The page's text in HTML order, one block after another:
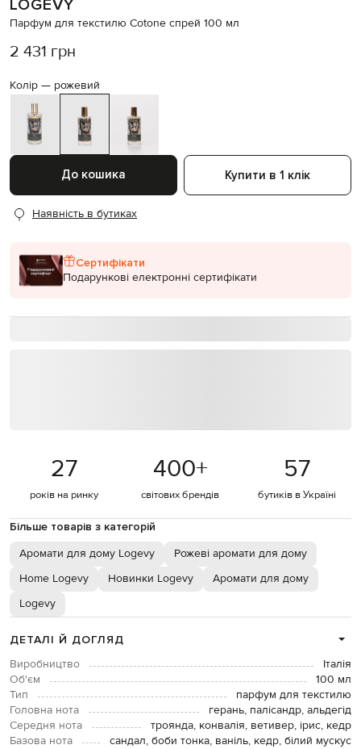
LOGEVY
Парфум для текстилю Cotone спрей 100 мл
2 431 грн
Колір — рожевий
До кошика Купити в 1 клік
Наявність в бутиках
Сертифікати
Подарункові електронні сертифікати
27
років на ринку
400+
світових брендів
57
бутиків в Україні
Більше товарів з категорій
Аромати для дому Logevy
Рожеві аромати для дому
Home Logevy
Новинки Logevy
Аромати для дому
Logevy
ДЕТАЛІ Й ДОГЛЯД
Виробництво
Італія
Об'єм
100 мл
Тип
парфум для текстилю
Головна нота
герань, палісандр, альдегід
Середня нота
троянда, конвалія, ветивер, ірис, кедр
Базова нота
сандал, боби тонка, ваніль, кедр, білий мускус